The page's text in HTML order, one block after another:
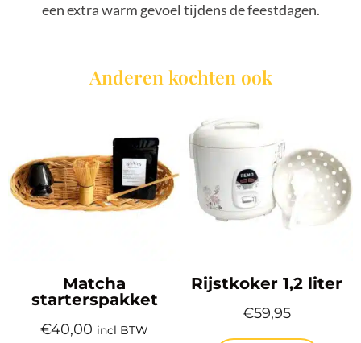
een extra warm gevoel tijdens de feestdagen.
Anderen kochten ook
Matcha
starterspakket
€40,00 incl BTW
Rijstkoker 1,2 liter
€59,95